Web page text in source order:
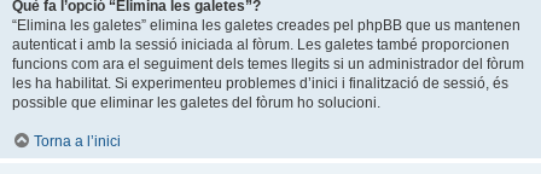
Què fa l’opció “Elimina les galetes”?
“Elimina les galetes” elimina les galetes creades pel phpBB que us mantenen
autenticat i amb la sessió iniciada al fòrum. Les galetes també proporcionen
funcions com ara el seguiment dels temes llegits si un administrador del fòrum
les ha habilitat. Si experimenteu problemes d’inici i finalització de sessió, és
possible que eliminar les galetes del fòrum ho solucioni.
Torna a l’inici